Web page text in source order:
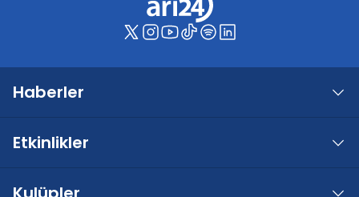
Haberler
Etkinlikler